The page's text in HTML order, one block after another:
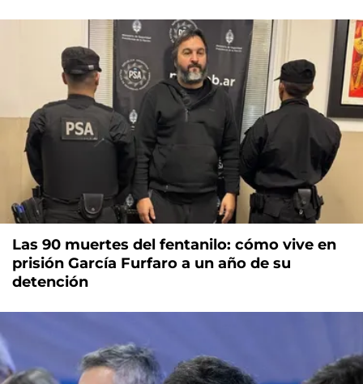
Las 90 muertes del fentanilo: cómo vive en
prisión García Furfaro a un año de su
detención